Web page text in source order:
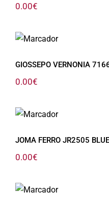
0.00€
GIOSSEPO
GIOSSEPO VERNONIA
0.00€
JOMA
JOMA FERRO JR2505 BLUE
0.00€
JOMA